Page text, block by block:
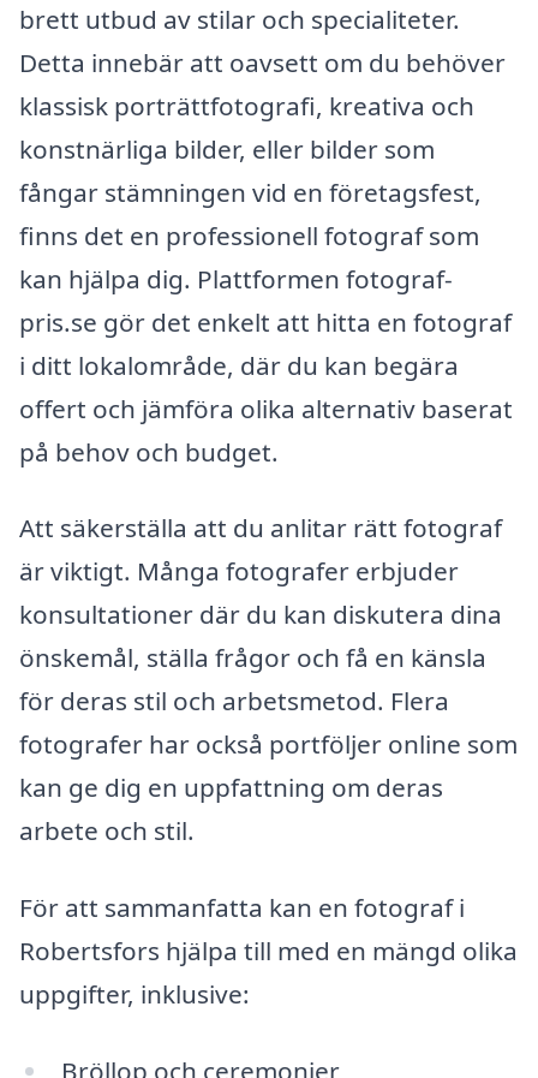
brett utbud av stilar och specialiteter.
Detta innebär att oavsett om du behöver
klassisk porträttfotografi, kreativa och
konstnärliga bilder, eller bilder som
fångar stämningen vid en företagsfest,
finns det en professionell fotograf som
kan hjälpa dig. Plattformen fotograf-
pris.se gör det enkelt att hitta en fotograf
i ditt lokalområde, där du kan begära
offert och jämföra olika alternativ baserat
på behov och budget.
Att säkerställa att du anlitar rätt fotograf
är viktigt. Många fotografer erbjuder
konsultationer där du kan diskutera dina
önskemål, ställa frågor och få en känsla
för deras stil och arbetsmetod. Flera
fotografer har också portföljer online som
kan ge dig en uppfattning om deras
arbete och stil.
För att sammanfatta kan en fotograf i
Robertsfors hjälpa till med en mängd olika
uppgifter, inklusive:
Bröllop och ceremonier